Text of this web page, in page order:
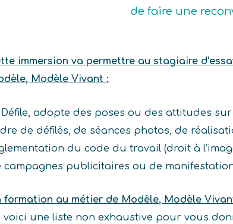
de faire une
immersion va permettre au stagiaire
Modèle Vivant :
Défile, adopte des poses ou des attitudes
de défilés, de séances photos, de
du code du travail (droit à
campagnes publicitaires ou de
formation au métier de Modèle, Modèle
voici une liste non exhaustive pour vous